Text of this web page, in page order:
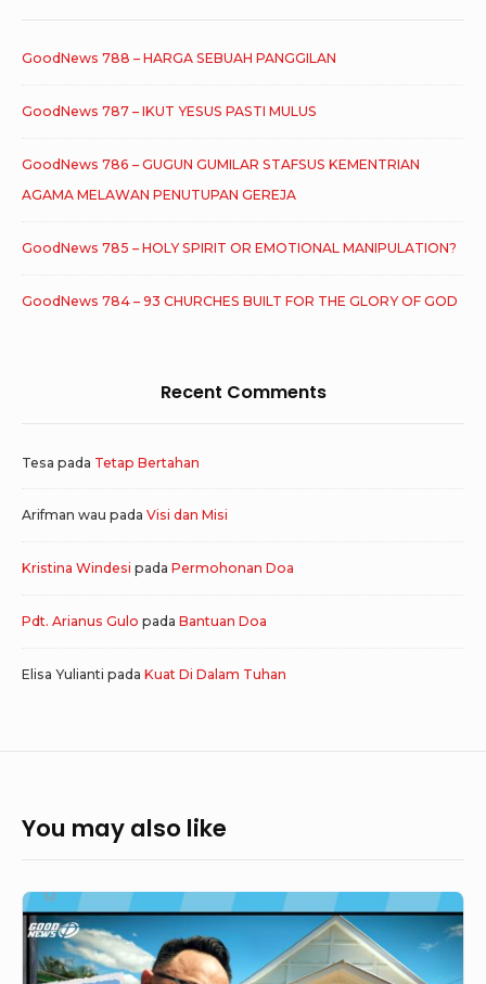
GoodNews 788 – HARGA SEBUAH PANGGILAN
GoodNews 787 – IKUT YESUS PASTI MULUS
GoodNews 786 – GUGUN GUMILAR STAFSUS KEMENTRIAN
AGAMA MELAWAN PENUTUPAN GEREJA
GoodNews 785 – HOLY SPIRIT OR EMOTIONAL MANIPULATION?
GoodNews 784 – 93 CHURCHES BUILT FOR THE GLORY OF GOD
Recent Comments
Tesa pada Tetap Bertahan
Arifman wau pada Visi dan Misi
Kristina Windesi pada Permohonan Doa
Pdt. Arianus Gulo pada Bantuan Doa
Elisa Yulianti pada Kuat Di Dalam Tuhan
You may also like
GoodNews
784